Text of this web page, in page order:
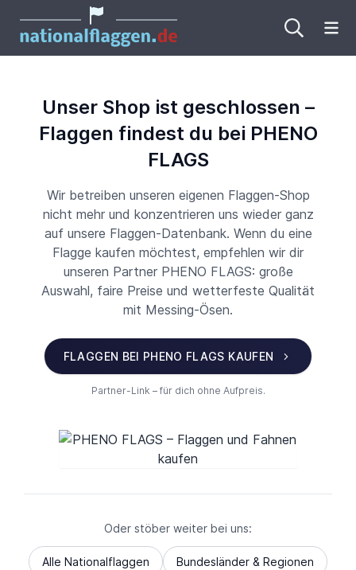
Unser Shop ist geschlossen –
Flaggen findest du bei PHENO
FLAGS
Wir betreiben unseren eigenen Flaggen-Shop
nicht mehr und konzentrieren uns wieder ganz
auf unsere Flaggen-Datenbank. Wenn du eine
Flagge kaufen möchtest, empfehlen wir dir
unseren Partner PHENO FLAGS: große
Auswahl, faire Preise und wetterfeste Qualität
mit Messing-Ösen.
FLAGGEN BEI PHENO FLAGS KAUFEN
Partner-Link – für dich ohne Aufpreis.
Oder stöber weiter bei uns:
Alle Nationalflaggen Bundesländer & Regionen